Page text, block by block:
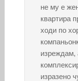
не му е
квартира
ходи по
изреждам,
изразено